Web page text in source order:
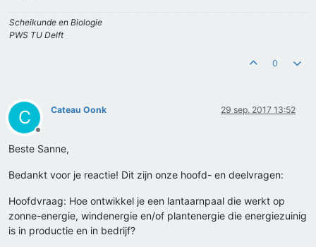
Scheikunde en Biologie
PWS TU Delft
0
C
Offline
Cateau Oonk 29 sep. 2017 13:52
Beste Sanne,
Bedankt voor je reactie! Dit zijn onze hoofd- en deelvragen:
Hoofdvraag: Hoe ontwikkel je een lantaarnpaal die werkt op
zonne-energie, windenergie en/of plantenergie die energiezuinig
is in productie en in bedrijf?